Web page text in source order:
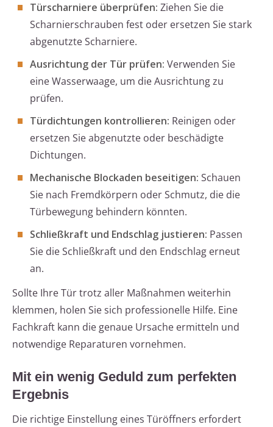
Türscharniere überprüfen: Ziehen Sie die
Scharnierschrauben fest oder ersetzen Sie stark
abgenutzte Scharniere.
Ausrichtung der Tür prüfen: Verwenden Sie
eine Wasserwaage, um die Ausrichtung zu
prüfen.
Türdichtungen kontrollieren: Reinigen oder
ersetzen Sie abgenutzte oder beschädigte
Dichtungen.
Mechanische Blockaden beseitigen: Schauen
Sie nach Fremdkörpern oder Schmutz, die die
Türbewegung behindern könnten.
Schließkraft und Endschlag justieren: Passen
Sie die Schließkraft und den Endschlag erneut
an.
Sollte Ihre Tür trotz aller Maßnahmen weiterhin
klemmen, holen Sie sich professionelle Hilfe. Eine
Fachkraft kann die genaue Ursache ermitteln und
notwendige Reparaturen vornehmen.
Mit ein wenig Geduld zum perfekten
Ergebnis
Die richtige Einstellung eines Türöffners erfordert